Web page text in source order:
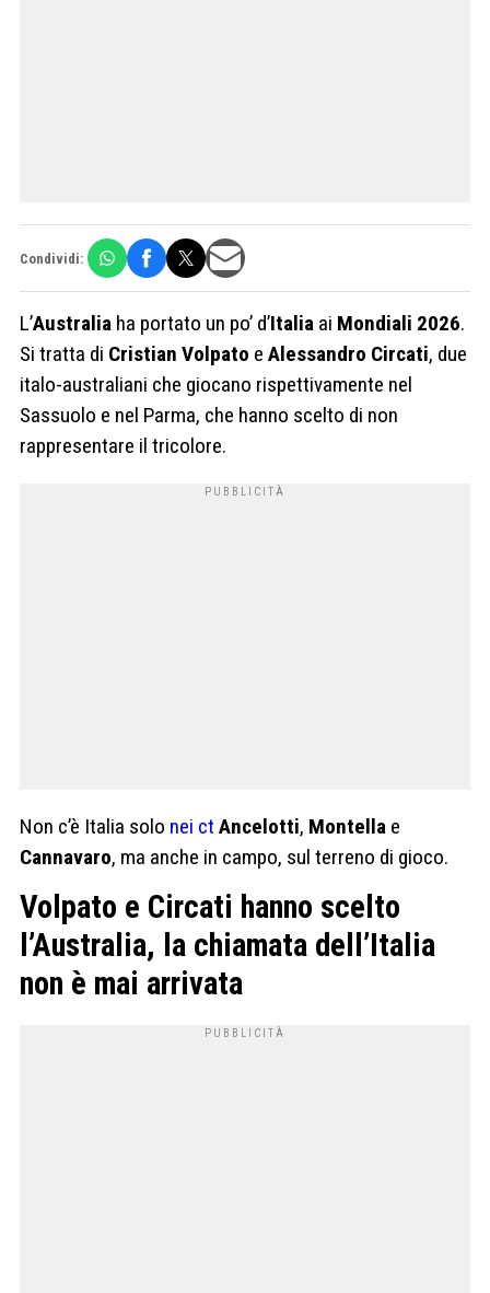
Condividi:
L’Australia ha portato un po’ d’Italia ai Mondiali 2026.
Si tratta di Cristian Volpato e Alessandro Circati, due
italo-australiani che giocano rispettivamente nel
Sassuolo e nel Parma, che hanno scelto di non
rappresentare il tricolore.
Non c’è Italia solo nei ct Ancelotti, Montella e
Cannavaro, ma anche in campo, sul terreno di gioco.
Volpato e Circati hanno scelto
l’Australia, la chiamata dell’Italia
non è mai arrivata